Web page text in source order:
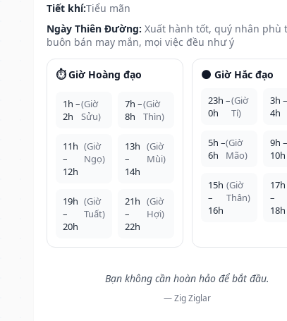
Tiết khí:Tiểu mãn
Ngày Thiên Đường: Xuất hành tốt, quý nhân phù
buôn bán may mắn, mọi việc đều như ý
⏱️ Giờ Hoàng đạo
1h –
2h
(Giờ
Sửu)
7h –
8h
(Giờ
Thìn)
11h
–
12h
(Giờ
Ngọ)
13h
–
14h
(Giờ
Mùi)
19h
–
20h
(Giờ
Tuất)
21h
–
22h
(Giờ
Hợi)
🌑 Giờ Hắc đạo
23h –
0h
(Giờ
Tí)
3h –
4h
5h –
6h
(Giờ
Mão)
9h –
10h
15h
–
16h
(Giờ
Thân)
17h
–
18h
Bạn không cần hoàn hảo để bắt đầu.
— Zig Ziglar